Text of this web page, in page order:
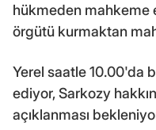
hükmeden mahkeme
örgütü kurmaktan
Yerel saatle 10.00'da
ediyor, Sarkozy
açıklanması